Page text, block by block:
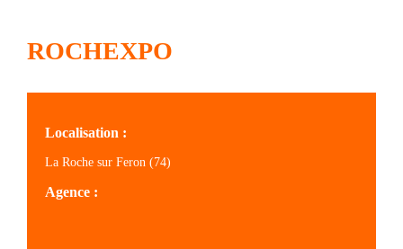
ROCHEXPO
Localisation :
La Roche sur Feron (74)
Agence :